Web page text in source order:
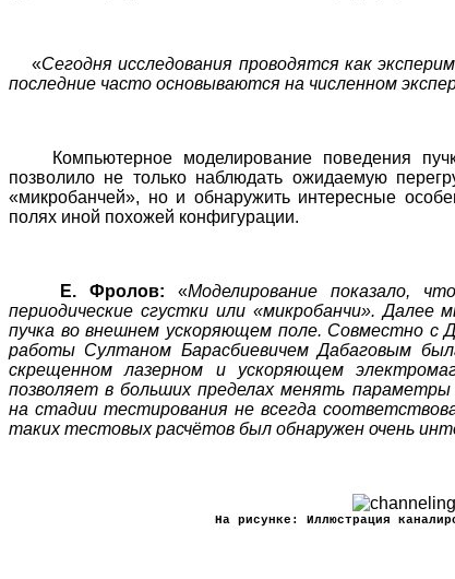
«Сегодня исследования проводятся как
последние часто основываются на численном
Компьютерное моделирование поведения
позволило не только наблюдать ожидаемую
«микробанчей», но и обнаружить интересные
полях иной похожей конфигурации.
Е. Фролов: «Моделирование показало,
периодические сгустки или «микробанчи». Далее
пучка во внешнем ускоряющем поле. Совместно с
работы Султаном Барасбиевичем Дабаговым
скрещенном лазерном и ускоряющем
позволяет в больших пределах менять
на стадии тестирования не всегда
таких тестовых расчётов был обнаружен очень
На рисунке: Иллюстрация